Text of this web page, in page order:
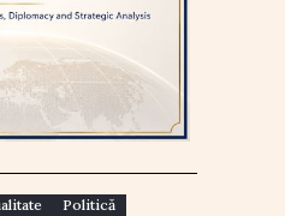
Politică